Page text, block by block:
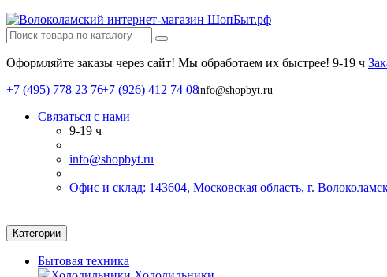
Оформляйте заказы через сайт! Мы обработаем их быстрее! 9-19 ч
+7 (495) 778 23 76+7 (926) 412 74 08info@shopbyt.ru
Связаться с нами
9-19 ч
info@shopbyt.ru
Офис и склад: 143604, Московская область, г.
Категории
Бытовая техника